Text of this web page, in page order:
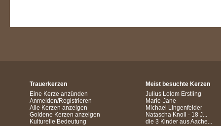
Trauerkerzen
Eine Kerze anzünden
Anmelden/Registrieren
Alle Kerzen anzeigen
Goldene Kerzen anzeigen
Kulturelle Bedeutung
Meist besuchte Kerzen
Julius Lolom Erstling
Marie-Jane
Michael Lingenfelder
Natascha Knoll - 18 J...
die 3 Kinder aus Aache...